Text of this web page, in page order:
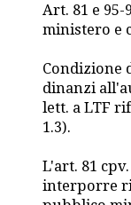
Art. 81 e
ministero e
Condizione
dinanzi
lett. a LTF
1.3).
L'art. 81
interporre